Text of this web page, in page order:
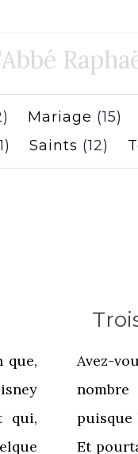
Mariage (15)
Saints (12)
que,
qui,
Avez-
puisque
Et